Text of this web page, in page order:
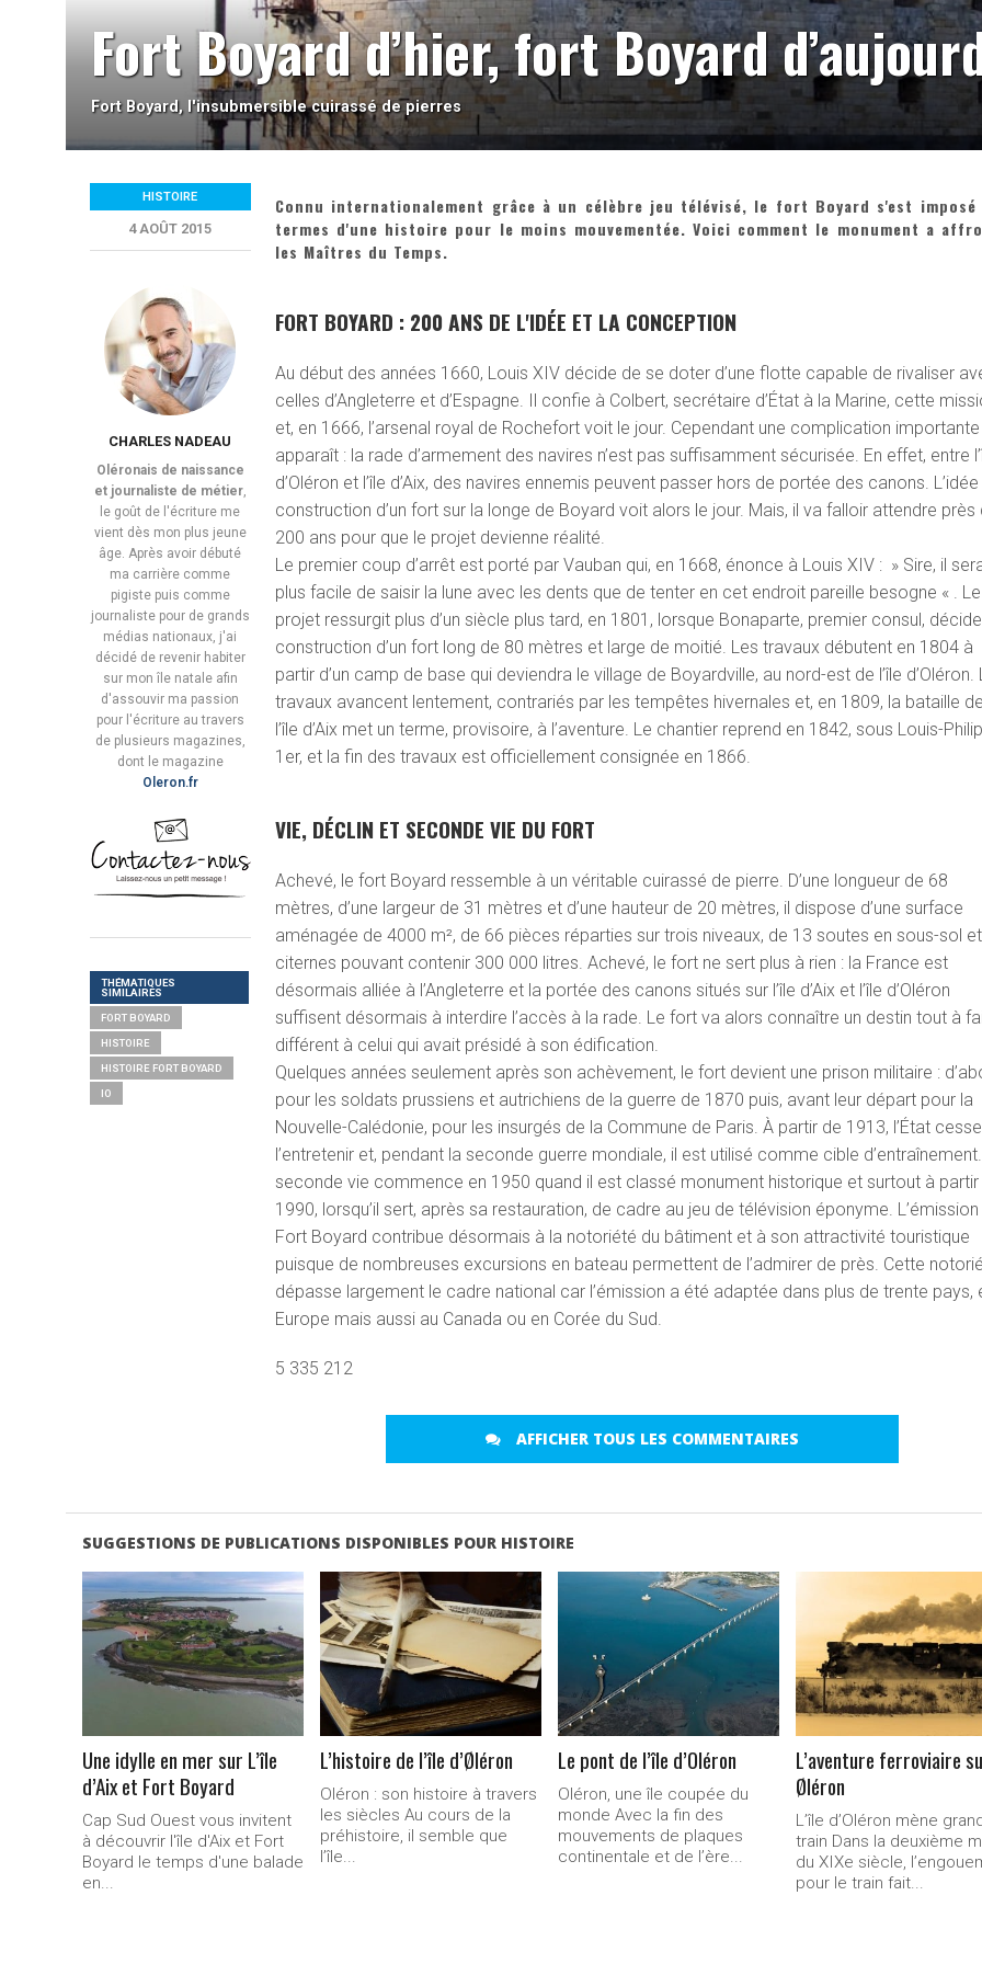
Fort Boyard d’hier, fort Boyard
Fort Boyard, l'insubmersible cuirassé de pierres
Connu internationalement grâce à un célèbre jeu télévisé, le fort Boyard s'est imposé
termes d'une histoire pour le moins mouvementée. Voici comment le monument a
les Maîtres du Temps.
FORT BOYARD : 200 ANS DE L'IDÉE ET LA CONCEPTION
Au début des années 1660, Louis XIV décide de se doter d’une flotte capable de rivaliser
celles d’Angleterre et d’Espagne. Il confie à Colbert, secrétaire d’État à la Marine, cette
et, en 1666, l’arsenal royal de Rochefort voit le jour. Cependant une complication importante
apparaît : la rade d’armement des navires n’est pas suffisamment sécurisée. En effet, entre
d’Oléron et l’île d’Aix, des navires ennemis peuvent passer hors de portée des canons.
construction d’un fort sur la longe de Boyard voit alors le jour. Mais, il va falloir attendre près
200 ans pour que le projet devienne réalité.
Le premier coup d’arrêt est porté par Vauban qui, en 1668, énonce à Louis XIV : » Sire, il
plus facile de saisir la lune avec les dents que de tenter en cet endroit pareille besogne « . Le
projet ressurgit plus d’un siècle plus tard, en 1801, lorsque Bonaparte, premier consul,
construction d’un fort long de 80 mètres et large de moitié. Les travaux débutent en 1804 à
partir d’un camp de base qui deviendra le village de Boyardville, au nord-est de l’île d’Oléron.
travaux avancent lentement, contrariés par les tempêtes hivernales et, en 1809, la bataille de
l’île d’Aix met un terme, provisoire, à l’aventure. Le chantier reprend en 1842, sous Louis-
1 er, et la fin des travaux est officiellement consignée en 1866.
VIE, DÉCLIN ET SECONDE VIE DU FORT
Achevé, le fort Boyard ressemble à un véritable cuirassé de pierre. D’une longueur de 68
mètres, d’une largeur de 31 mètres et d’une hauteur de 20 mètres, il dispose d’une surface
aménagée de 4000 m², de 66 pièces réparties sur trois niveaux, de 13 soutes en sous-sol
citernes pouvant contenir 300 000 litres. Achevé, le fort ne sert plus à rien : la France est
désormais alliée à l’Angleterre et la portée des canons situés sur l’île d’Aix et l’île d’Oléron
suffisent désormais à interdire l’accès à la rade. Le fort va alors connaître un destin tout à
différent à celui qui avait présidé à son édification.
Quelques années seulement après son achèvement, le fort devient une prison militaire :
pour les soldats prussiens et autrichiens de la guerre de 1870 puis, avant leur départ pour la
Nouvelle-Calédonie, pour les insurgés de la Commune de Paris. À partir de 1913, l’État
l’entretenir et, pendant la seconde guerre mondiale, il est utilisé comme cible
seconde vie commence en 1950 quand il est classé monument historique et surtout à partir
1990, lorsqu’il sert, après sa restauration, de cadre au jeu de télévision éponyme. L’émission
Fort Boyard contribue désormais à la notoriété du bâtiment et à son attractivité touristique
puisque de nombreuses excursions en bateau permettent de l’admirer de près. Cette
dépasse largement le cadre national car l’émission a été adaptée dans plus de trente pays,
Europe mais aussi au Canada ou en Corée du Sud.
5 335 212
AFFICHER TOUS LES COMMENTAIRES
HISTOIRE
4 AOÛT 2015
CHARLES NADEAU
Oléronais de naissance
et journaliste de métier,
le goût de l'écriture me
vient dès mon plus jeune
âge. Après avoir débuté
ma carrière comme
pigiste puis comme
journaliste pour de grands
médias nationaux, j'ai
décidé de revenir habiter
sur mon île natale afin
d'assouvir ma passion
pour l'écriture au travers
de plusieurs magazines,
dont le magazine
Oleron.fr
THÉMATIQUES
SIMILAIRES
FORT BOYARD
HISTOIRE
HISTOIRE FORT BOYARD
IO
SUGGESTIONS DE PUBLICATIONS DISPONIBLES POUR HISTOIRE
LIRE LA
SUITE...
Une idylle en mer sur L’île
d’Aix et Fort Boyard
Cap Sud Ouest vous invitent
à découvrir l'île d'Aix et Fort
Boyard le temps d'une balade
en...
LIRE LA
SUITE...
L’histoire de l’île d’Øléron
Oléron : son histoire à travers
les siècles Au cours de la
préhistoire, il semble que
l’île...
LIRE LA
SUITE...
Le pont de l’île d’Oléron
Oléron, une île coupée du
monde Avec la fin des
mouvements de plaques
continentale et de l’ère...
LIRE LA
SUITE...
L’aventure ferroviaire
Øléron
L’île d’Oléron mène
train Dans la deuxième
du XIXe siècle,
pour le train fait...